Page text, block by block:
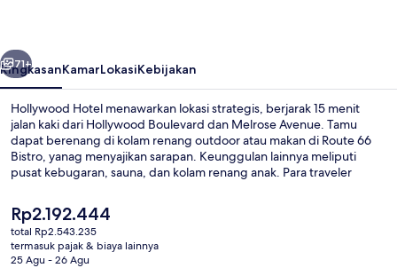
Berikutnya
71+
RingkasanKamarLokasiKebijakan
Hollywood Hotel menawarkan lokasi strategis, berjarak 15 menit
jalan kaki dari Hollywood Boulevard dan Melrose Avenue. Tamu
dapat berenang di kolam renang outdoor atau makan di Route 66
Bistro, yanag menyajikan sarapan. Keunggulan lainnya meliputi
pusat kebugaran, sauna, dan kolam renang anak. Para traveler
transportasi umum: Stasiun Vermont - Santa Monica berjarak 5
menit dan Stasiun Vermont - Sunset berjarak 7 menit.
Harga
saat
ini
Rp2.192.444
Rp2.192.444
total Rp2.543.235
termasuk pajak & biaya lainnya
25 Agu - 26 Agu